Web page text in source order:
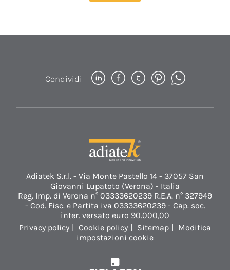
Condividi
Adiatek S.r.l. - Via Monte Pastello 14 - 37057 San
Giovanni Lupatoto (Verona) - Italia
Reg. Imp. di Verona n° 03333620239 R.E.A. n° 327949
- Cod. Fisc. e Partita iva 03333620239 - Cap. soc.
inter. versato euro 90.000,00
Privacy policy
Cookie policy Sitemap
Modifica
impostazioni cookie